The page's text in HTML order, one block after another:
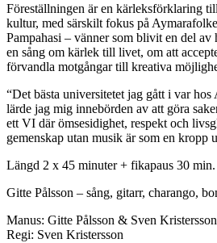
Föreställningen är en kärleksförklaring
kultur, med särskilt fokus på
Pampahasi – vänner som blivit en del
en sång om kärlek till livet, om att
förvandla motgångar till kreativa
“Det bästa universitetet jag gått i var
lärde jag mig innebörden av att göra
ett VI där ömsesidighet, respekt och
gemenskap utan musik är som en kropp
Längd 2 x 45 minuter + fikapaus 30 min.
Gitte Pålsson – sång, gitarr, charango,
Manus: Gitte Pålsson & Sven Kristersson
Regi: Sven Kristersson